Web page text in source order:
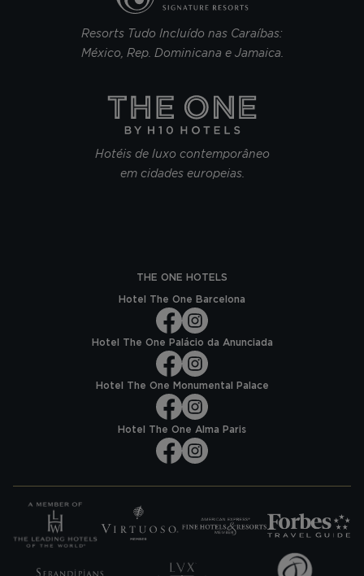
Resorts Tudo Incluído nas Caraíbas:
México, Rep. Dominicana e Jamaica.
Hotéis de luxo contemporâneo
em cidades europeias.
THE ONE HOTELS
Hotel The One Barcelona
Hotel The One Palácio da Anunciada
Hotel The One Monumental Palace
Hotel The One Alma Paris